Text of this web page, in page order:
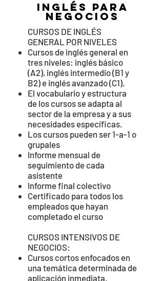
inglés para
negocios
CURSOS DE INGLÉS
GENERAL POR NIVELES
Cursos de inglés general en
tres niveles: inglés básico
(A2), inglés intermedio (B1 y
B2) e inglés avanzado (C1).
El vocabulario y estructura
de los cursos se adapta al
sector de la empresa y a sus
necesidades específicas.
Los cursos pueden ser 1-a-1 o
grupales
Informe mensual de
seguimiento de cada
asistente
Informe final colectivo
Certificado para todos los
empleados que hayan
completado el curso
CURSOS INTENSIVOS DE
NEGOCIOS:
Cursos cortos enfocados en
una temática determinada de
aplicación inmediata.